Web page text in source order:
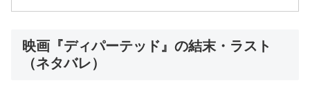
映画『ディパーテッド』の結末・ラスト
（ネタバレ）